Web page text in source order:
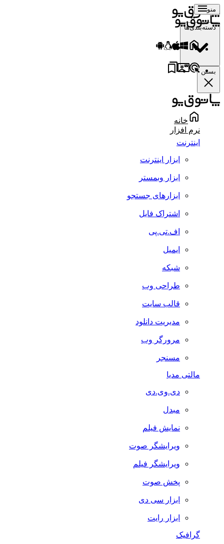
منو
دسته‌بندی‌ها
بستن
خانه
نرم افزار
اینترنت
ابزار اینترنت
ابزار وبمستر
ابزارهای جستجو
اشتراک فایل
اف.تی.پی
ایمیل
شبکه
طراحی وب
قالب سایت
مدیریت دانلود
مرورگر وب
مسنجر
مالتی مدیا
دی.وی.دی
مبدل
نمایش فیلم
ویرایشگر صوت
ویرایشگر فیلم
پخش صوت
ابزار سی دی
ابزار رایت
گرافیک